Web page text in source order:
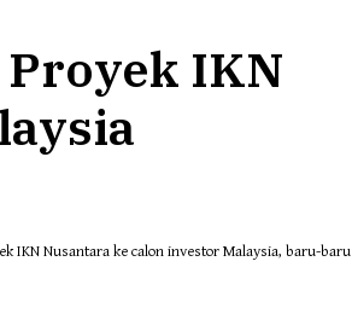
Politik & Keamanan
IKN
IKN Nusantara ke calon investor Malaysia, baru-baru